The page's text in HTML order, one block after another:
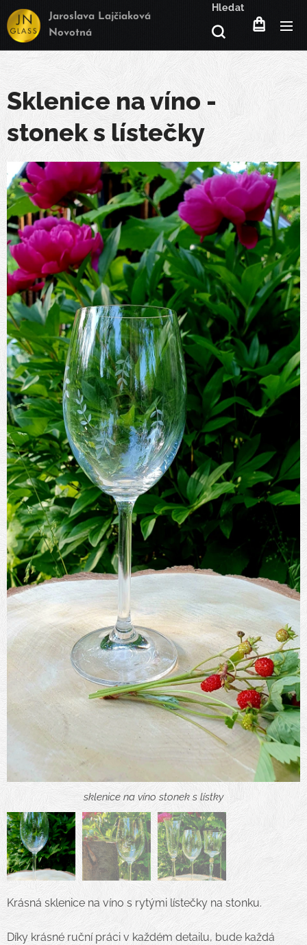
Jaroslava Lajčiaková
Novotná
Hledat
Sklenice na víno -
stonek s lístečky
sklenice na víno stonek s lístky
sklenice na víno stonek s lístky
sklenice stonek s lístky
Krásná sklenice na víno s rytými lístečky na stonku.
Díky krásné ruční práci v každém detailu, bude každá